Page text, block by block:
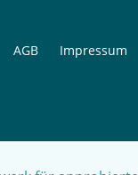
AGB Impressum